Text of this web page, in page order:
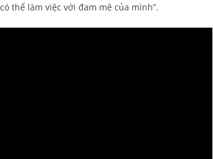
thể làm việc với đam mê của mình”.